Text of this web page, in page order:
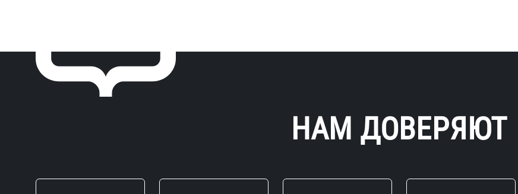
НАМ ДОВЕРЯЮТ